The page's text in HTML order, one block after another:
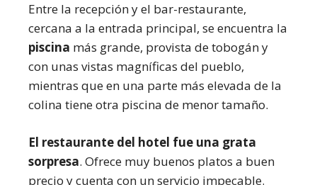
Entre la recepción y el bar-restaurante,
cercana a la entrada principal, se encuentra la
piscina más grande, provista de tobogán y
con unas vistas magníficas del pueblo,
mientras que en una parte más elevada de la
colina tiene otra piscina de menor tamaño.
El restaurante del hotel fue una grata
sorpresa. Ofrece muy buenos platos a buen
precio y cuenta con un servicio impecable.